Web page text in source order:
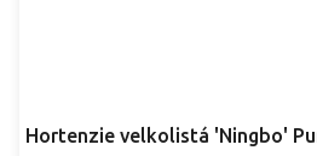
Hortenzie velkolistá 'Ningbo'